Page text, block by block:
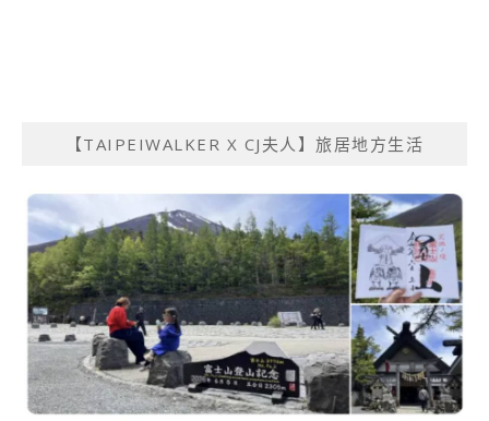
【TAIPEIWALKER X CJ夫人】旅居地方生活